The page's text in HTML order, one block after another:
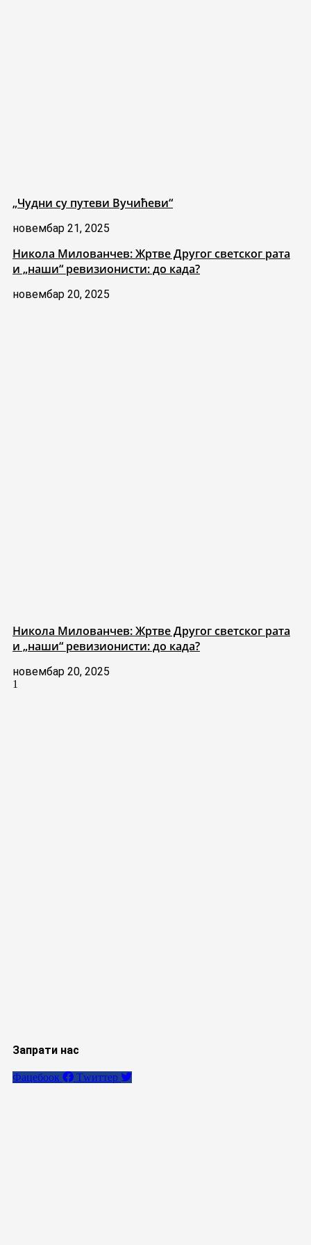
„Чудни су путеви Вучићеви“
новембар 21, 2025
Никола Милованчев: Жртве Другог светског рата
и „наши“ ревизионисти: до када?
новембар 20, 2025
Никола Милованчев: Жртве Другог светског рата
и „наши“ ревизионисти: до када?
новембар 20, 2025
Запрати нас
Фацебоок Тwиттер